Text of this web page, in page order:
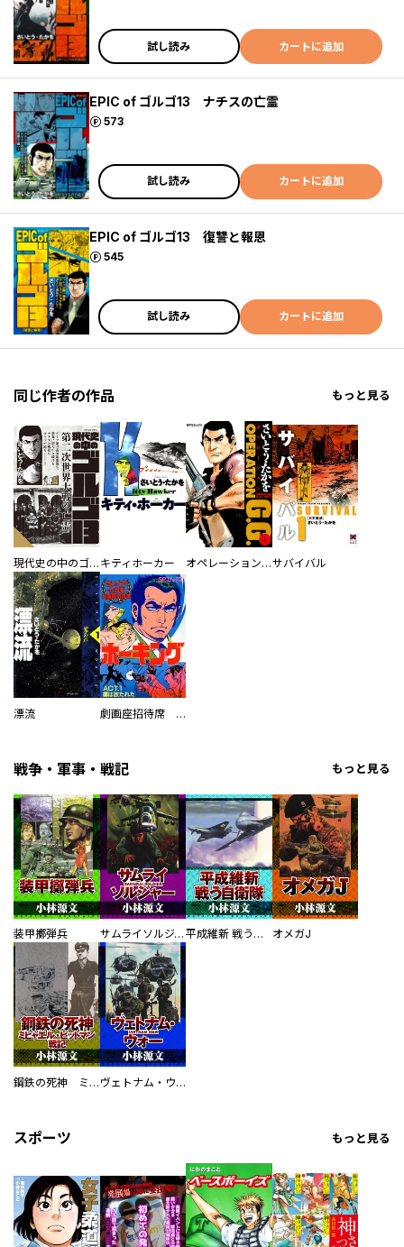
試し読み カートに追加
EPIC of ゴルゴ13 ナチスの亡霊
573
ポイント
試し読み カートに追加
EPIC of ゴルゴ13 復讐と報恩
545
ポイント
試し読み カートに追加
同じ作者の作品 もっと見る
現代史の中のゴルゴ13 キティホーカー オペレーションG.G.サバイバル
漂流 劇画座招待席 ホーキング
戦争・軍事・戦記 もっと見る
装甲擲弾兵 サムライソルジャー SAMURAI SOLDIER 平成維新 戦う自衛隊 オメガJ
鋼鉄の死神 ミヒャエル・ビットマン戦記 ヴェトナム・ウォー VIETNAM WAR
スポーツ もっと見る